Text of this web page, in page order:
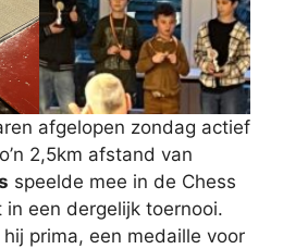
afgelopen zondag actief
2,5km afstand van
speelde mee in de Chess
een dergelijk toernooi.
prima, een medaille voor